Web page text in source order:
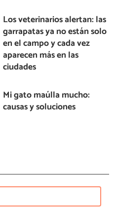
Los veterinarios alertan: las
garrapatas ya no están solo
en el campo y cada vez
aparecen más en las
ciudades
Mi gato maúlla mucho:
causas y soluciones